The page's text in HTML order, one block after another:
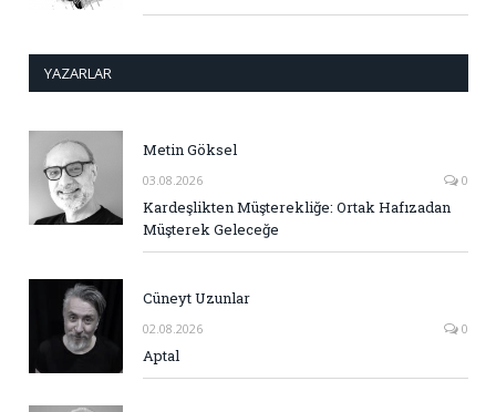
YAZARLAR
Metin Göksel
03.08.2026 0
Kardeşlikten Müşterekliğe: Ortak Hafızadan
Müşterek Geleceğe
Cüneyt Uzunlar
02.08.2026 0
Aptal